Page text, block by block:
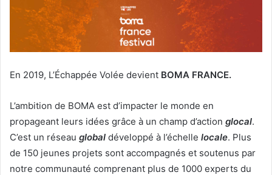
En 2019, L’Échappée Volée devient BOMA FRANCE.
L’ambition de BOMA est d’impacter le monde en
propageant leurs idées grâce à un champ d’action glocal.
C’est un réseau global développé à l’échelle locale. Plus
de 150 jeunes projets sont accompagnés et soutenus par
notre communauté comprenant plus de 1000 experts du